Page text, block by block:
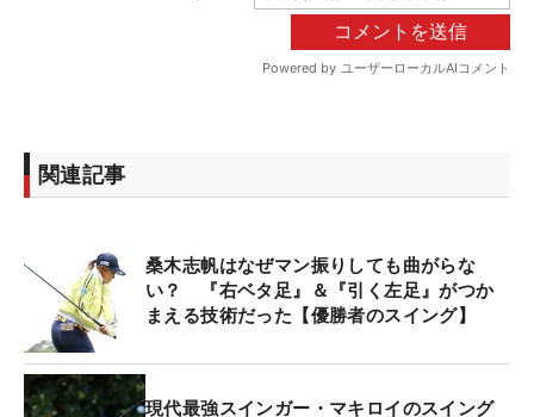
関連記事
桑木志帆はなぜマン振りしても曲がらな
い？ 『右ベタ足』＆『引く左足』がつか
まえる技術だった【優勝者のスイング】
現代最強スインガー・マキロイのスイング